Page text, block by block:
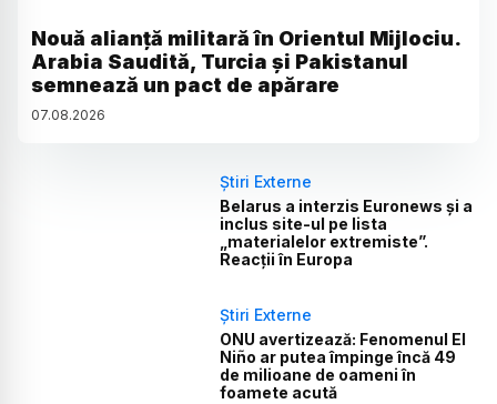
Nouă alianță militară în Orientul Mijlociu.
Arabia Saudită, Turcia și Pakistanul
semnează un pact de apărare
07.08.2026
Știri Externe
Belarus a interzis Euronews și a
inclus site-ul pe lista
„materialelor extremiste”.
Reacții în Europa
Știri Externe
ONU avertizează: Fenomenul El
Niño ar putea împinge încă 49
de milioane de oameni în
foamete acută